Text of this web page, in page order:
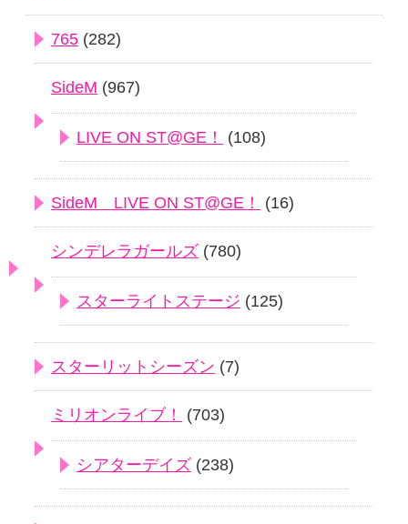
765 (282)
SideM (967)
LIVE ON ST@GE！ (108)
SideM LIVE ON ST@GE！ (16)
シンデレラガールズ (780)
スターライトステージ (125)
スターリットシーズン (7)
ミリオンライブ！ (703)
シアターデイズ (238)